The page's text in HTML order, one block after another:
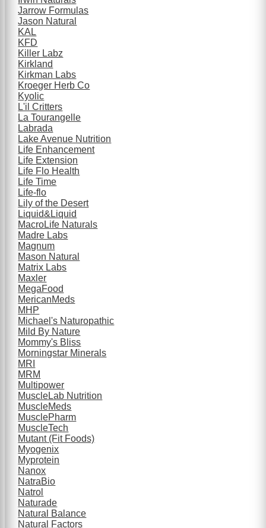
Jarrow Formulas
Jason Natural
KAL
KFD
Killer Labz
Kirkland
Kirkman Labs
Kroeger Herb Co
Kyolic
L'il Critters
La Tourangelle
Labrada
Lake Avenue Nutrition
Life Enhancement
Life Extension
Life Flo Health
Life Time
Life-flo
Lily of the Desert
Liquid&Liquid
MacroLife Naturals
Madre Labs
Magnum
Mason Natural
Matrix Labs
Maxler
MegaFood
MericanMeds
MHP
Michael's Naturopathic
Mild By Nature
Mommy's Bliss
Morningstar Minerals
MRI
MRM
Multipower
MuscleLab Nutrition
MuscleMeds
MusclePharm
MuscleTech
Mutant (Fit Foods)
Myogenix
Myprotein
Nanox
NatraBio
Natrol
Naturade
Natural Balance
Natural Factors